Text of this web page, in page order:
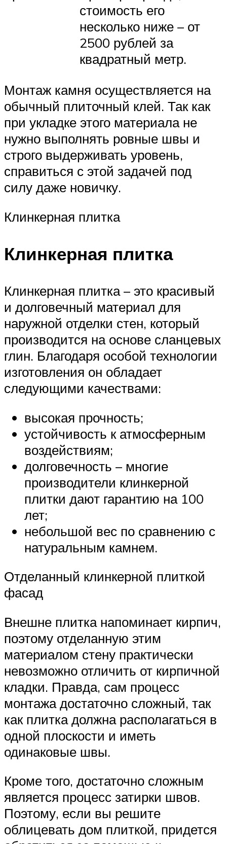
стоимость его
несколько ниже – от
2500 рублей за
квадратный метр.
Монтаж камня осуществляется на
обычный плиточный клей. Так как
при укладке этого материала не
нужно выполнять ровные швы и
строго выдерживать уровень,
справиться с этой задачей под
силу даже новичку.
Клинкерная плитка
Клинкерная плитка
Клинкерная плитка – это красивый
и долговечный материал для
наружной отделки стен, который
производится на основе сланцевых
глин. Благодаря особой технологии
изготовления он обладает
следующими качествами:
высокая прочность;
устойчивость к атмосферным
воздействиям;
долговечность – многие
производители клинкерной
плитки дают гарантию на 100
лет;
небольшой вес по сравнению с
натуральным камнем.
Отделанный клинкерной плиткой
фасад
Внешне плитка напоминает кирпич,
поэтому отделанную этим
материалом стену практически
невозможно отличить от кирпичной
кладки. Правда, сам процесс
монтажа достаточно сложный, так
как плитка должна располагаться в
одной плоскости и иметь
одинаковые швы.
Кроме того, достаточно сложным
является процесс затирки швов.
Поэтому, если вы решите
облицевать дом плиткой, придется